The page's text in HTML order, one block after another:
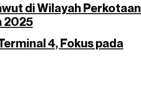
di Wilayah Perkotaan
2025
4, Fokus pada